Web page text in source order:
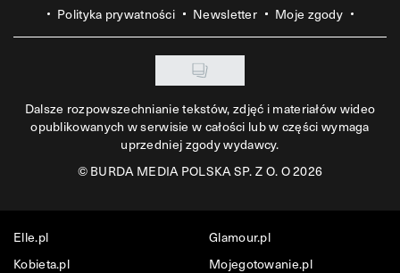
Polityka prywatności
Newsletter Moje zgody
Dalsze rozpowszechnianie tekstów, zdjęć i materiałów wideo
opublikowanych w serwisie w całości lub w części wymaga
uprzedniej zgody wydawcy.
©BURDA MEDIA POLSKA SP. Z O. O 2026
Elle.pl
Glamour.pl
Kobieta.pl
Mojegotowanie.pl